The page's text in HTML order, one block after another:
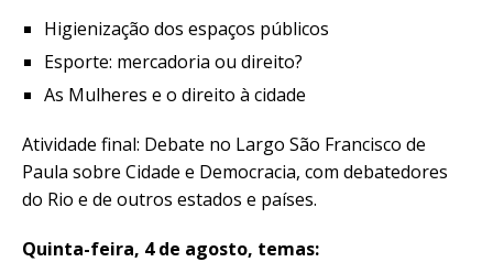
Higienização dos espaços públicos
Esporte: mercadoria ou direito?
As Mulheres e o direito à cidade
Atividade final: Debate no Largo São Francisco de
Paula sobre Cidade e Democracia, com debatedores
do Rio e de outros estados e países.
Quinta-feira, 4 de agosto, temas: